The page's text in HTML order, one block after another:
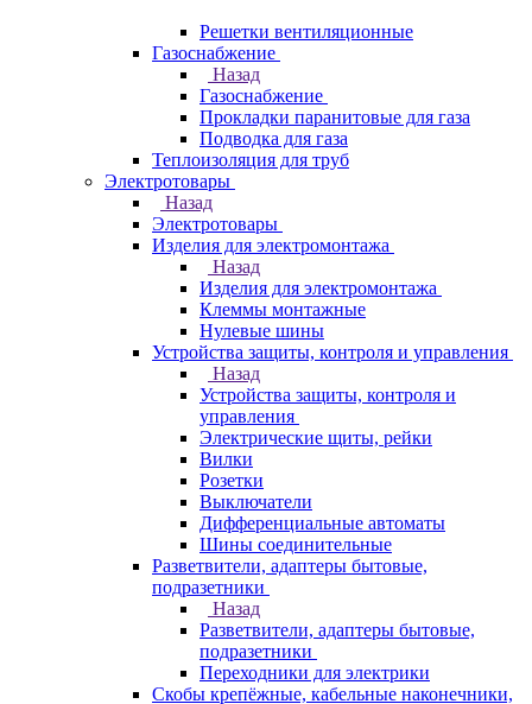
Решетки вентиляционные
Газоснабжение
Назад
Газоснабжение
Прокладки паранитовые для газа
Подводка для газа
Теплоизоляция для труб
Электротовары
Назад
Электротовары
Изделия для электромонтажа
Назад
Изделия для электромонтажа
Клеммы монтажные
Нулевые шины
Устройства защиты, контроля и управления
Назад
Устройства защиты, контроля и
управления
Электрические щиты, рейки
Вилки
Розетки
Выключатели
Дифференциальные автоматы
Шины соединительные
Разветвители, адаптеры бытовые,
подразетники
Назад
Разветвители, адаптеры бытовые,
подразетники
Переходники для электрики
Скобы крепёжные, кабельные наконечники,